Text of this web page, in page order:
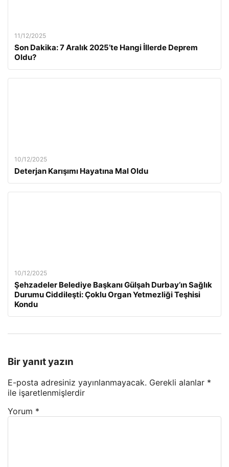
11/12/2025
Son Dakika: 7 Aralık 2025’te Hangi İllerde Deprem
Oldu?
10/12/2025
Deterjan Karışımı Hayatına Mal Oldu
10/12/2025
Şehzadeler Belediye Başkanı Gülşah Durbay’ın Sağlık
Durumu Ciddileşti: Çoklu Organ Yetmezliği Teşhisi
Kondu
Bir yanıt yazın
E-posta adresiniz yayınlanmayacak. Gerekli alanlar *
ile işaretlenmişlerdir
Yorum *